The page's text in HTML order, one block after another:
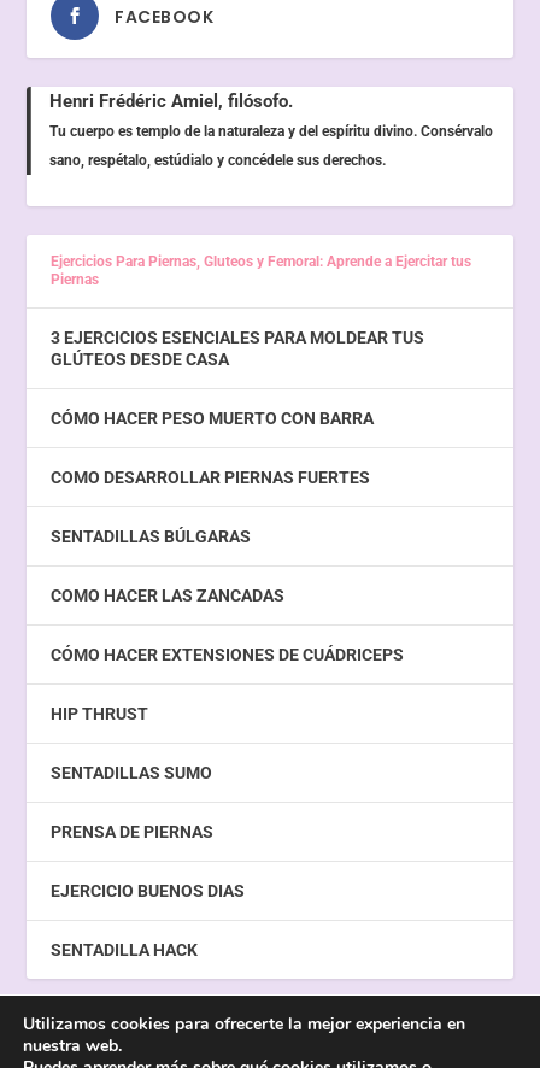
FACEBOOK
Henri Frédéric Amiel, filósofo.
Tu cuerpo es templo de la naturaleza y del espíritu divino. Consérvalo
sano, respétalo, estúdialo y concédele sus derechos.
Ejercicios Para Piernas, Gluteos y Femoral: Aprende a Ejercitar tus
Piernas
3 EJERCICIOS ESENCIALES PARA MOLDEAR TUS
GLÚTEOS DESDE CASA
CÓMO HACER PESO MUERTO CON BARRA
COMO DESARROLLAR PIERNAS FUERTES
SENTADILLAS BÚLGARAS
COMO HACER LAS ZANCADAS
CÓMO HACER EXTENSIONES DE CUÁDRICEPS
HIP THRUST
SENTADILLAS SUMO
PRENSA DE PIERNAS
EJERCICIO BUENOS DIAS
SENTADILLA HACK
Diseñado por Metawebseo | Creado con
Utilizamos cookies para ofrecerte la mejor experiencia en
nuestra web.